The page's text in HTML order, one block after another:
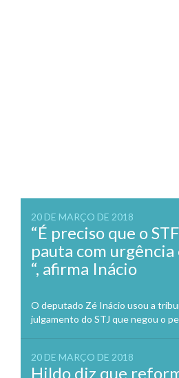
20 DE MARÇO DE 2018
“É preciso que o
pauta com urgência
“, afirma Inácio
O deputado Zé Inácio usou a
julgamento do STJ que negou o
20 DE MARÇO DE 2018
Hildo diz que